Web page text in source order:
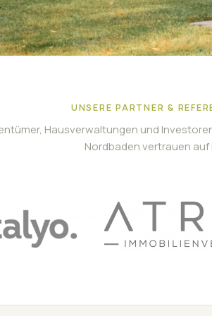
UNSERE PARTNER &
Hausverwaltungen und
Nordbaden vertrauen auf